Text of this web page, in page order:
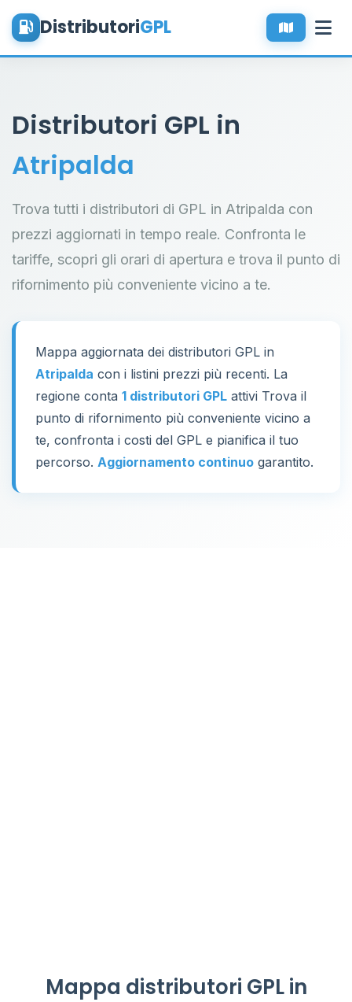
DistributoriGPL
Distributori GPL in
Atripalda
Trova tutti i distributori di GPL in Atripalda con
prezzi aggiornati in tempo reale. Confronta le
tariffe, scopri gli orari di apertura e trova il punto di
rifornimento più conveniente vicino a te.
Mappa aggiornata dei distributori GPL in
Atripalda con i listini prezzi più recenti. La
regione conta 1 distributori GPL attivi Trova il
punto di rifornimento più conveniente vicino a
te, confronta i costi del GPL e pianifica il tuo
percorso. Aggiornamento continuo garantito.
Mappa distributori GPL in